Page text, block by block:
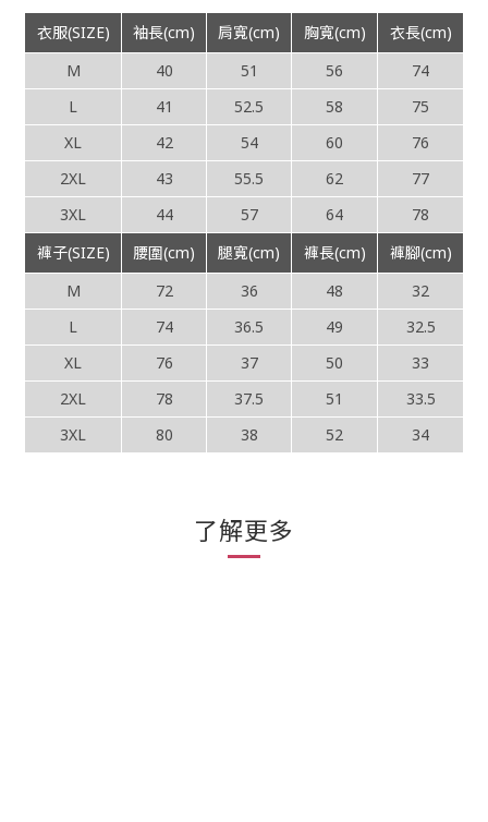
衣服(SIZE) 袖長(cm) 肩寬(cm) 胸寬(cm)
衣長(cm)
M
40 51 56
74
L
41 52.5 58
75
XL
42 54 60
76
2XL
43 55.5 62
77
3XL
44 57 64
78
褲子(SIZE)
腰圍(cm) 腿寬(cm) 褲長(cm)
褲腳(cm)
M
72 36 48
32
L
74 36.5 49
32.5
XL
76 37 50
33
2XL
78 37.5 51
33.5
3XL
80 38 52 34
了解更多